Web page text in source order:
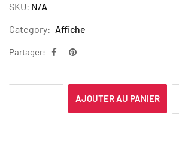
SKU: N/A
Category: Affiche
Partager:
AJOUTER AU PANIER